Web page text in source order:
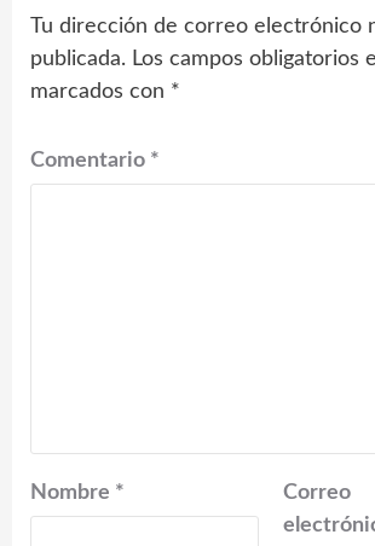
Tu dirección de correo electrónico
publicada. Los campos obligatorios
marcados con *
Comentario *
Nombre *
Correo